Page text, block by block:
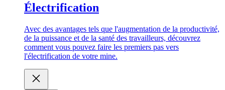
Électrification
Avec des avantages tels que l'augmentation de la productivité,
de la puissance et de la santé des travailleurs, découvrez
comment vous pouvez faire les premiers pas vers
l'électrification de votre mine.